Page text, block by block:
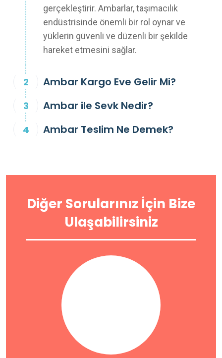
gerçekleştirir. Ambarlar, taşımacılık
endüstrisinde önemli bir rol oynar ve
yüklerin güvenli ve düzenli bir şekilde
hareket etmesini sağlar.
Ambar Kargo Eve Gelir Mi?
Ambar ile Sevk Nedir?
Ambar Teslim Ne Demek?
Diğer Sorularınız İçin Bize
Ulaşabilirsiniz